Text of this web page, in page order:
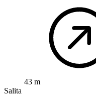
43 m
Salita